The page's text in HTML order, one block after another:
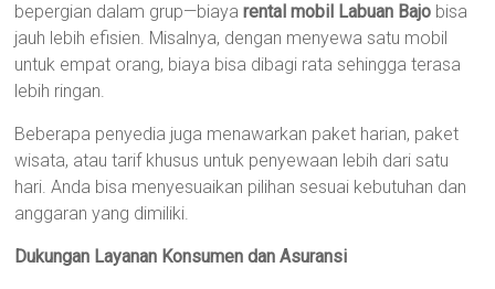
bepergian dalam grup—biayarental mobil Labuan Bajo bisa
jauh lebih efisien. Misalnya, dengan menyewa satu mobil
untuk empat orang, biaya bisa dibagi rata sehingga terasa
lebih ringan.
Beberapa penyedia juga menawarkan paket harian, paket
wisata, atau tarif khusus untuk penyewaan lebih dari satu
hari. Anda bisa menyesuaikan pilihan sesuai kebutuhan dan
anggaran yang dimiliki.
Dukungan Layanan Konsumen dan Asuransi